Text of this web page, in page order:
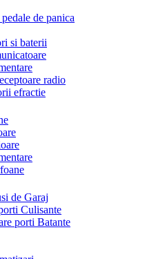
de panica
si baterii
radio
efractie
de Garaj
Culisante
porti Batante